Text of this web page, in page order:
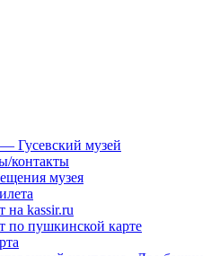
— Гусевский музей
контакты
музея
на kassir.ru
по пушкинской карте